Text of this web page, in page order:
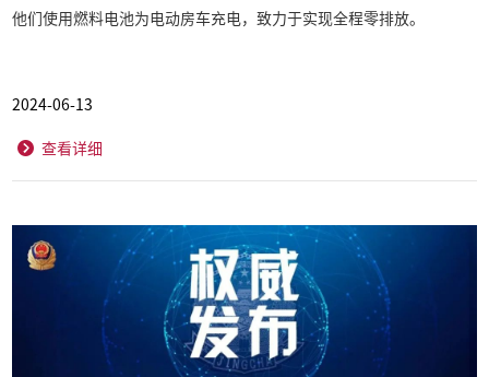
他们使用燃料电池为电动房车充电，致力于实现全程零排放。
2024-06-13
查看详细